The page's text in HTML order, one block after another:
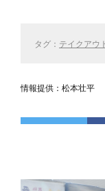
タグ： テイクアウ
情報提供：松本壮平